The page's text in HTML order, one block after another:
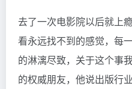
去了一次电影院以后就上
看永远找不到的感觉，每
的淋漓尽致，关于这个事
的权威朋友，他说出版行